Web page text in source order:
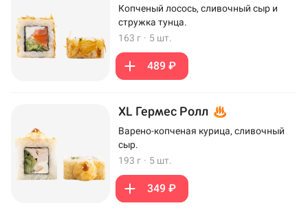
Копченый лосось, сливочный сыр и
стружка тунца.
163 г · 5 шт.
489 ₽
XL Гермес Ролл
Варено-копченая курица, сливочный
сыр.
193 г · 5 шт.
349 ₽